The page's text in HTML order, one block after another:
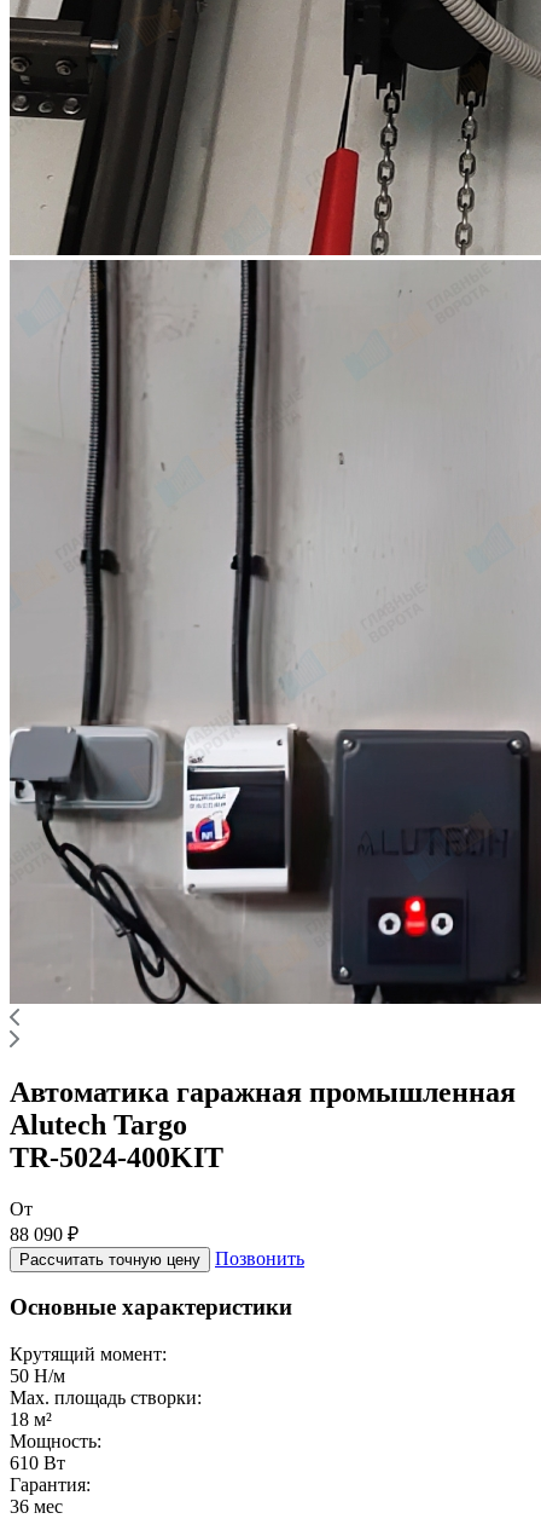
Автоматика гаражная промышленная
Alutech Targo
TR-5024-400KIT
От
88 090 ₽
Рассчитать точную цену Позвонить
Основные характеристики
Крутящий момент:
50 Н/м
Max. площадь створки:
18 м²
Мощность:
610 Вт
Гарантия:
36 мес